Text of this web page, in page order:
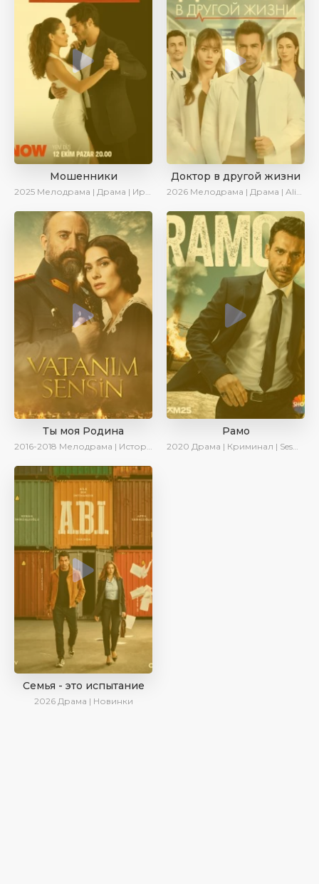
Мошенники
2025 Мелодрама | Драма | Ирина Котова | AlisaDirilis | Новинки | Сериалы 2025
Доктор в другой жизни
2026 Мелодрама | Драма | AlisaDirilis | Новинки
Ты моя Родина
2016-2018 Мелодрама | Исторический | Военный | Turok1990
Рамо
2020 Драма | Криминал | SesDizi | Ирина Котова
Семья - это испытание
2026 Драма | Новинки